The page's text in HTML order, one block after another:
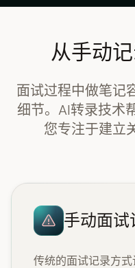
从手动
面试过程中做笔记
细节。AI转录技术
您专注于建立
手动面试
传统的面试记录方